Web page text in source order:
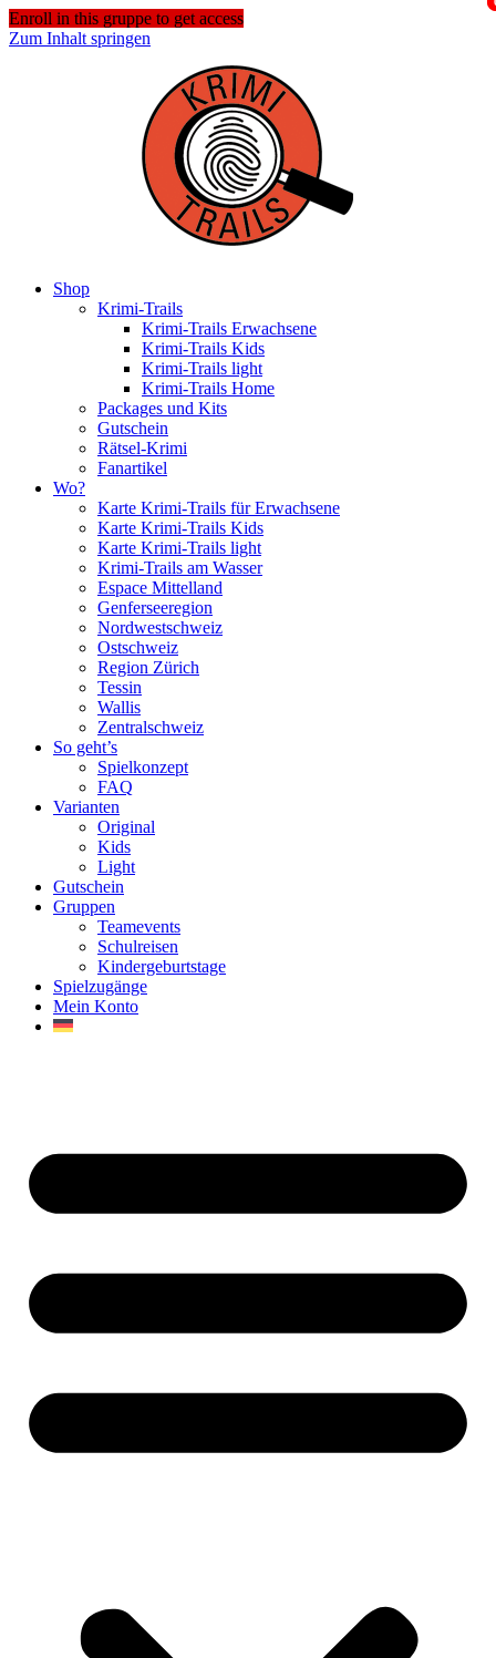
Enroll in this gruppe to get access
Zum Inhalt springen
Shop
Krimi-Trails
Krimi-Trails Erwachsene
Krimi-Trails Kids
Krimi-Trails light
Krimi-Trails Home
Packages und Kits
Gutschein
Rätsel-Krimi
Fanartikel
Wo?
Karte Krimi-Trails für Erwachsene
Karte Krimi-Trails Kids
Karte Krimi-Trails light
Krimi-Trails am Wasser
Espace Mittelland
Genferseeregion
Nordwestschweiz
Ostschweiz
Region Zürich
Tessin
Wallis
Zentralschweiz
So geht’s
Spielkonzept
FAQ
Varianten
Original
Kids
Light
Gutschein
Gruppen
Teamevents
Schulreisen
Kindergeburtstage
Spielzugänge
Mein Konto